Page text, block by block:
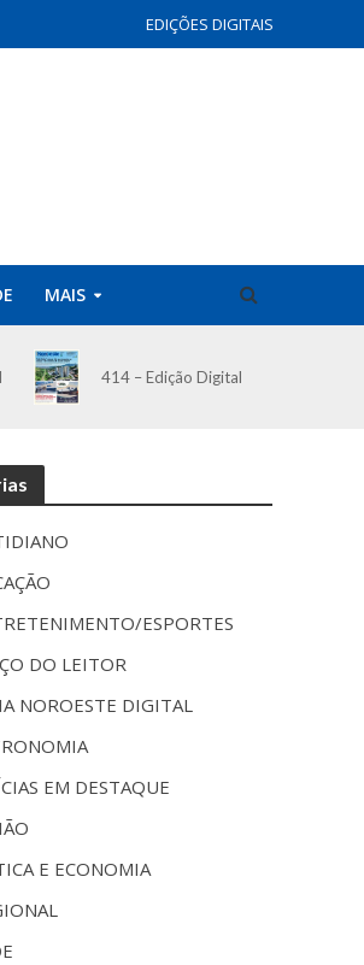
EDIÇÕES DIGITAIS
MAIS
414 – Edição Digital
ESPORTES
DO LEITOR
NOROESTE DIGITAL
EM DESTAQUE
E ECONOMIA